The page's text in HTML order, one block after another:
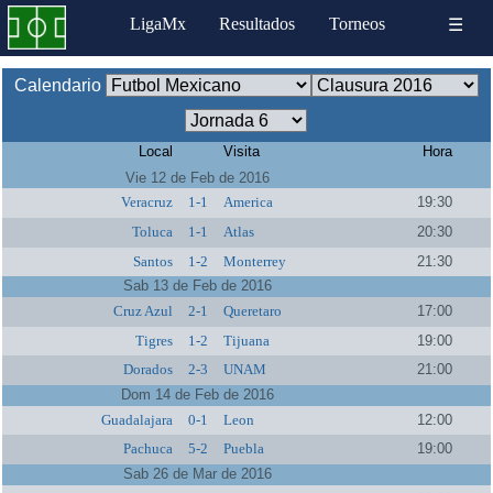
LigaMx Resultados Torneos ☰
Calendario
Local Visita
Hora
Vie 12 de Feb de 2016
Veracruz
1-1 America
19:30
Toluca
1-1 Atlas
20:30
Santos
1-2 Monterrey
21:30
Sab 13 de Feb de 2016
Cruz Azul
2-1 Queretaro
17:00
Tigres
1-2 Tijuana
19:00
Dorados
2-3 UNAM
21:00
Dom 14 de Feb de 2016
Guadalajara
0-1 Leon
12:00
Pachuca
5-2 Puebla
19:00
Sab 26 de Mar de 2016